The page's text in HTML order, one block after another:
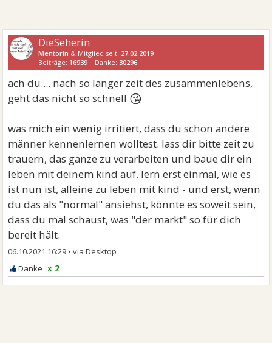
DieSeherin
Mentorin & Mitglied seit: 27.02.2019
Beiträge: 16939 Danke: 30296
ach du.... nach so langer zeit des zusammenlebens,
geht das nicht so schnell 😘
was mich ein wenig irritiert, dass du schon andere
männer kennenlernen wolltest. lass dir bitte zeit zu
trauern, das ganze zu verarbeiten und baue dir ein
leben mit deinem kind auf. lern erst einmal, wie es
ist nun ist, alleine zu leben mit kind - und erst, wenn
du das als "normal" ansiehst, könnte es soweit sein,
dass du mal schaust, was "der markt" so für dich
bereit hält.
06.10.2021 16:29 •
x 2